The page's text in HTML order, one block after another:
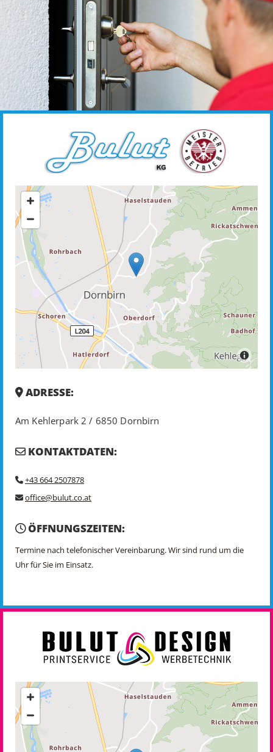
 ADRESSE:
Am Kehlerpark 2 / 6850 Dornbirn
 KONTAKTDATEN:
 +43 664 2507878
 office@bulut.co.at
ÖFFNUNGSZEITEN:
Termine nach telefonischer Vereinbarung. Wir sind rund um die
Uhr für Sie im Einsatz.